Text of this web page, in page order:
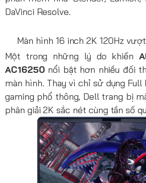
DaVinci Resolve.
Màn hình 16 inch 2K 120Hz
Một trong những lý do khiến
AC16250nổi bật hơn nhiều đối
màn hình. Thay vì chỉ sử dụng Full
gaming phổ thông, Dell trang bị
phân giải 2K sắc nét cùng tần số